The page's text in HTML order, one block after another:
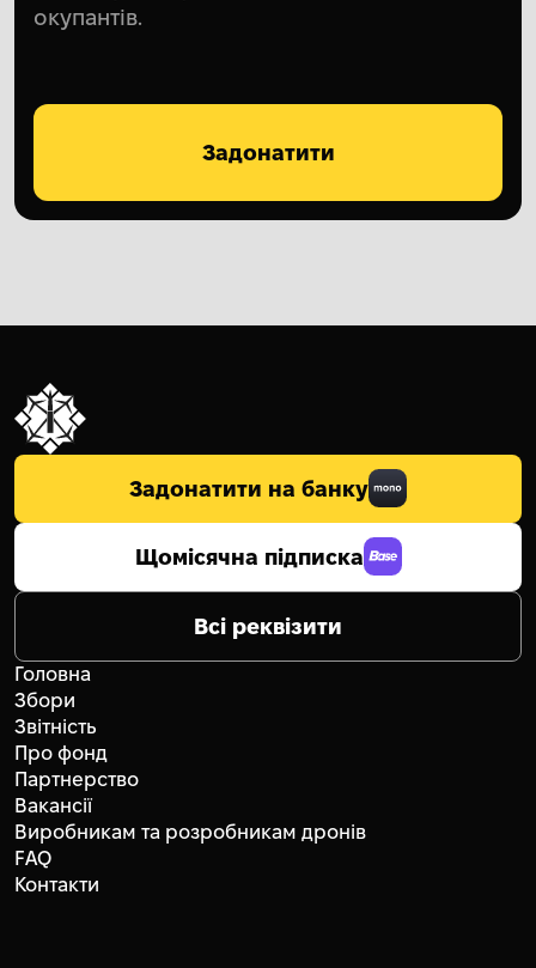
окупантів.
Задонатити
Задонатити на банку
Щомісячна підписка
Всі реквізити
Головна
Збори
Звітність
Про фонд
Партнерство
Вакансії
Виробникам та розробникам дронів
FAQ
Контакти